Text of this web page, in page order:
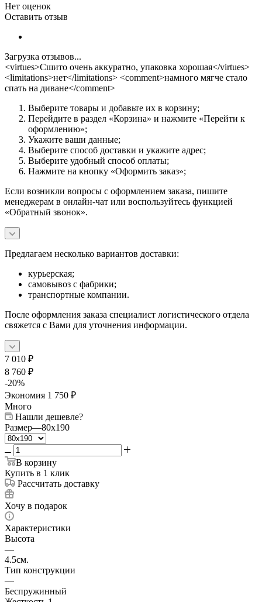
Нет оценок
Оставить отзыв
Загрузка отзывов...
<virtues>Сшито очень аккуратно, упаковка хорошая</virtues>
<limitations>нет</limitations> <comment>намного мягче стало
спать на диване</comment>
Выберите товары и добавьте их в корзину;
Перейдите в раздел «Корзина» и нажмите «Перейти к
оформлению»;
Укажите ваши данные;
Выберите способ доставки и укажите адрес;
Выберите удобный способ оплаты;
Нажмите на кнопку «Оформить заказ»;
Если возникли вопросы с оформлением заказа, пишите
менеджерам в онлайн-чат или воспользуйтесь функцией
«Обратный звонок».
Предлагаем несколько вариантов доставки:
курьерская;
самовывоз с фабрики;
транспортные компании.
После оформления заказа специалист логистического отдела
свяжется с Вами для уточнения информации.
7 010 ₽
8 760 ₽
-20%
Экономия 1 750 ₽
Много
Нашли дешевле?
Размер—80x190
В корзину
Купить в 1 клик
Рассчитать доставку
Хочу в подарок
Характеристики
Высота
—
4.5см.
Тип конструкции
—
Беспружинный